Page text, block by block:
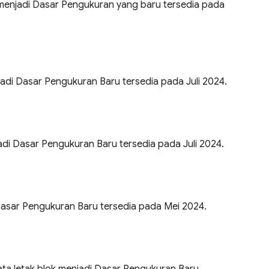
Dasar Pengukuran yang baru tersedia pada
Dasar Pengukuran Baru tersedia pada Juli 2024.
Dasar Pengukuran Baru tersedia pada Juli 2024.
Pengukuran Baru tersedia pada Mei 2024.